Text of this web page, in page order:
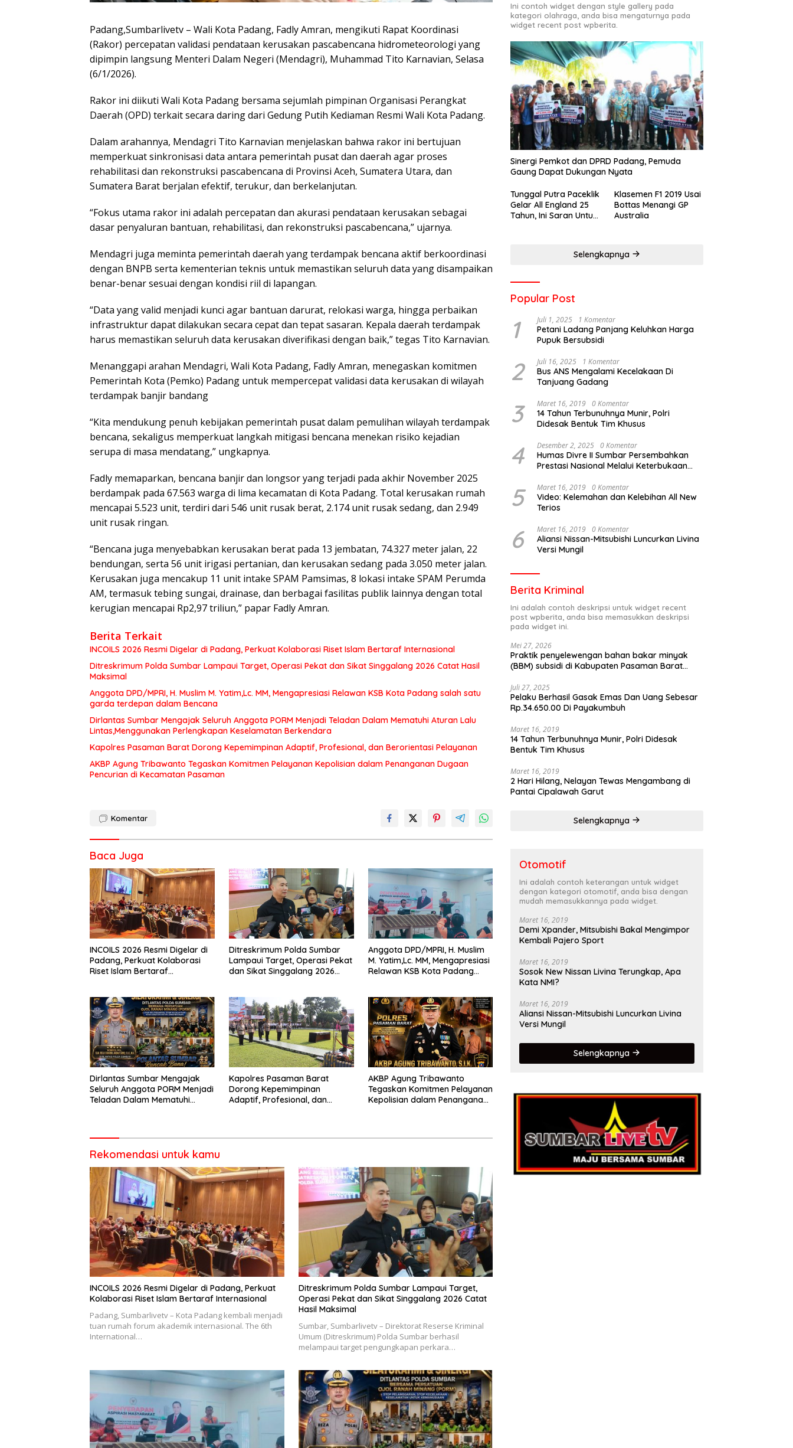
Padang,Sumbarlivetv – Wali Kota Padang, Fadly Amran, mengikuti Rapat Koordinasi
(Rakor) percepatan validasi pendataan kerusakan pascabencana hidrometeorologi yang
dipimpin langsung Menteri Dalam Negeri (Mendagri), Muhammad Tito Karnavian, Selasa
(6/1/2026).
Rakor ini diikuti Wali Kota Padang bersama sejumlah pimpinan Organisasi Perangkat
Daerah (OPD) terkait secara daring dari Gedung Putih Kediaman Resmi Wali Kota Padang.
Dalam arahannya, Mendagri Tito Karnavian menjelaskan bahwa rakor ini bertujuan
memperkuat sinkronisasi data antara pemerintah pusat dan daerah agar proses
rehabilitasi dan rekonstruksi pascabencana di Provinsi Aceh, Sumatera Utara, dan
Sumatera Barat berjalan efektif, terukur, dan berkelanjutan.
“Fokus utama rakor ini adalah percepatan dan akurasi pendataan kerusakan sebagai
dasar penyaluran bantuan, rehabilitasi, dan rekonstruksi pascabencana,” ujarnya.
Mendagri juga meminta pemerintah daerah yang terdampak bencana aktif berkoordinasi
dengan BNPB serta kementerian teknis untuk memastikan seluruh data yang disampaikan
benar-benar sesuai dengan kondisi riil di lapangan.
“Data yang valid menjadi kunci agar bantuan darurat, relokasi warga, hingga perbaikan
infrastruktur dapat dilakukan secara cepat dan tepat sasaran. Kepala daerah terdampak
harus memastikan seluruh data kerusakan diverifikasi dengan baik,” tegas Tito Karnavian.
Menanggapi arahan Mendagri, Wali Kota Padang, Fadly Amran, menegaskan komitmen
Pemerintah Kota (Pemko) Padang untuk mempercepat validasi data kerusakan di wilayah
terdampak banjir bandang
“Kita mendukung penuh kebijakan pemerintah pusat dalam pemulihan wilayah terdampak
bencana, sekaligus memperkuat langkah mitigasi bencana menekan risiko kejadian
serupa di masa mendatang,” ungkapnya.
Fadly memaparkan, bencana banjir dan longsor yang terjadi pada akhir November 2025
berdampak pada 67.563 warga di lima kecamatan di Kota Padang. Total kerusakan rumah
mencapai 5.523 unit, terdiri dari 546 unit rusak berat, 2.174 unit rusak sedang, dan 2.949
unit rusak ringan.
“Bencana juga menyebabkan kerusakan berat pada 13 jembatan, 74.327 meter jalan, 22
bendungan, serta 56 unit irigasi pertanian, dan kerusakan sedang pada 3.050 meter jalan.
Kerusakan juga mencakup 11 unit intake SPAM Pamsimas, 8 lokasi intake SPAM Perumda
AM, termasuk tebing sungai, drainase, dan berbagai fasilitas publik lainnya dengan total
kerugian mencapai Rp2,97 triliun,” papar Fadly Amran.
Berita Terkait
INCOILS 2026 Resmi Digelar di Padang, Perkuat Kolaborasi Riset Islam Bertaraf Internasional
Ditreskrimum Polda Sumbar Lampaui Target, Operasi Pekat dan Sikat Singgalang 2026 Catat Hasil
Maksimal
Anggota DPD/MPRI, H. Muslim M. Yatim,Lc. MM, Mengapresiasi Relawan KSB Kota Padang salah satu
garda terdepan dalam Bencana
Dirlantas Sumbar Mengajak Seluruh Anggota PORM Menjadi Teladan Dalam Mematuhi Aturan Lalu
Lintas,Menggunakan Perlengkapan Keselamatan Berkendara
Kapolres Pasaman Barat Dorong Kepemimpinan Adaptif, Profesional, dan Berorientasi Pelayanan
AKBP Agung Tribawanto Tegaskan Komitmen Pelayanan Kepolisian dalam Penanganan Dugaan
Pencurian di Kecamatan Pasaman
Komentar
Baca Juga
INCOILS 2026 Resmi Digelar di
Padang, Perkuat Kolaborasi
Riset Islam Bertaraf
Ditreskrimum Polda Sumbar
Lampaui Target, Operasi Pekat
dan Sikat Singgalang 2026
Anggota DPD/MPRI, H. Muslim
M. Yatim,Lc. MM, Mengapresiasi
Relawan KSB Kota Padang
Dirlantas Sumbar Mengajak
Seluruh Anggota PORM Menjadi
Teladan Dalam Mematuhi
Berkendara
Kapolres Pasaman Barat
Dorong Kepemimpinan
Adaptif, Profesional, dan
AKBP Agung Tribawanto
Tegaskan Komitmen Pelayanan
Kepolisian dalam Penanganan
Rekomendasi untuk kamu
INCOILS 2026 Resmi Digelar di Padang, Perkuat
Kolaborasi Riset Islam Bertaraf Internasional
Padang, Sumbarlivetv – Kota Padang kembali menjadi
tuan rumah forum akademik internasional. The 6th
International…
Ditreskrimum Polda Sumbar Lampaui Target,
Operasi Pekat dan Sikat Singgalang 2026 Catat
Hasil Maksimal
Sumbar, Sumbarlivetv – Direktorat Reserse Kriminal
Umum (Ditreskrimum) Polda Sumbar berhasil
melampaui target pengungkapan perkara…
Ini contoh widget dengan style gallery pada
kategori olahraga, anda bisa mengaturnya pada
widget recent post wpberita.
Sinergi Pemkot dan DPRD Padang, Pemuda
Gaung Dapat Dukungan Nyata
Tunggal Putra Paceklik
Gelar All England 25
Tahun, Ini Saran Untuk
Klasemen F1 2019 Usai
Bottas Menangi GP
Australia
Selengkapnya
Popular Post
1 Juli 1, 2025 1 Komentar
Petani Ladang Panjang Keluhkan Harga
Pupuk Bersubsidi
2 Juli 16, 2025 1 Komentar
Bus ANS Mengalami Kecelakaan Di
Tanjuang Gadang
3 Maret 16, 2019 0 Komentar
14 Tahun Terbunuhnya Munir, Polri
Didesak Bentuk Tim Khusus
4 Desember 2, 2025 0 Komentar
Humas Divre II Sumbar Persembahkan
Prestasi Nasional Melalui Keterbukaan
5 Maret 16, 2019 0 Komentar
Video: Kelemahan dan Kelebihan All New
Terios
6 Maret 16, 2019 0 Komentar
Aliansi Nissan-Mitsubishi Luncurkan Livina
Versi Mungil
Berita Kriminal
Ini adalah contoh deskripsi untuk widget recent
post wpberita, anda bisa memasukkan deskripsi
pada widget ini.
Mei 27, 2026
Praktik penyelewengan bahan bakar minyak
(BBM) subsidi di Kabupaten Pasaman Barat
Juli 27, 2025
Pelaku Berhasil Gasak Emas Dan Uang Sebesar
Rp.34.650.00 Di Payakumbuh
Maret 16, 2019
14 Tahun Terbunuhnya Munir, Polri Didesak
Bentuk Tim Khusus
Maret 16, 2019
2 Hari Hilang, Nelayan Tewas Mengambang di
Pantai Cipalawah Garut
Selengkapnya
Otomotif
Ini adalah contoh keterangan untuk widget
dengan kategori otomotif, anda bisa dengan
mudah memasukkannya pada widget.
Maret 16, 2019
Demi Xpander, Mitsubishi Bakal Mengimpor
Kembali Pajero Sport
Maret 16, 2019
Sosok New Nissan Livina Terungkap, Apa
Kata NMI?
Maret 16, 2019
Aliansi Nissan-Mitsubishi Luncurkan Livina
Versi Mungil
Selengkapnya